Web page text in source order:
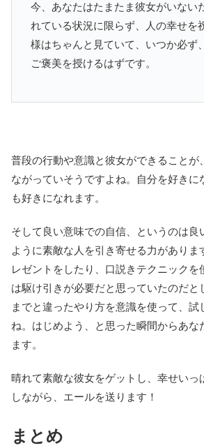
今、あなたはたまたま彼女がいない
れている状況に限らず、人の幸せを
様はちゃんと見ていて、いつか必ず
ご褒美を授けるはずです。
普段の行動や意識と彼女ができることが
ながっていそうですよね。自分を好きに
も好きになれます。
そして良い意味での自信、というのは良
ように素敵な人を引き寄せる力がありま
レゼントをしたり、口説きテクニックを
は駆け引きが必要だと思っていたのだと
までと違ったやり方を意識を使って、試
ね。はじめよう、と思った瞬間からあな
ます。
晴れて素敵な彼女をゲットし、幸せいっ
しながら、エールを送ります！
まとめ